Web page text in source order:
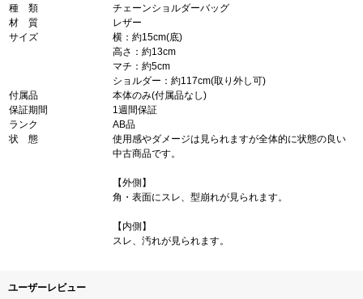
種 類
チェーンショルダーバッグ
材 質
レザー
サイズ
横：約15cm(底)
高さ：約13cm
マチ：約5cm
ショルダー：約117cm(取り外し可)
付属品
本体のみ(付属品なし)
保証期間
1週間保証
ランク
AB品
状 態
使用感やダメージは見られますが全体的に状態の良い
中古商品です。
【外側】
角・表面にスレ、型崩れが見られます。
【内側】
スレ、汚れが見られます。
ユーザーレビュー